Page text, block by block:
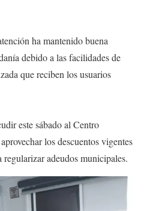
ha mantenido buena
debido a las facilidades de
que reciben los usuarios
este sábado al Centro
los descuentos vigentes
adeudos municipales.